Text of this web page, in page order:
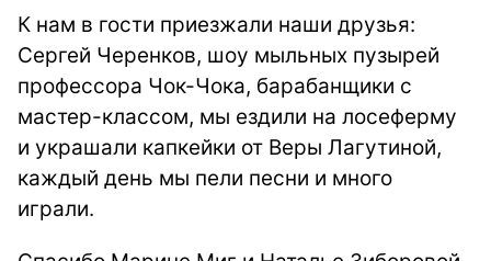
К нам в гости приезжали наши друзья:
Сергей Черенков, шоу мыльных пузырей
профессора Чок-Чока, барабанщики с
мастер-классом, мы ездили на лосеферму
и украшали капкейки от Веры Лагутиной,
каждый день мы пели песни и много
играли.